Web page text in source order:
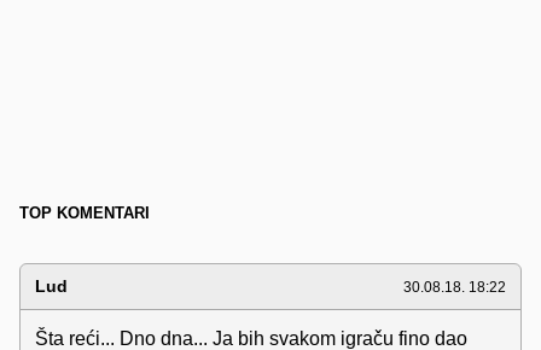
TOP KOMENTARI
Lud 30.08.18. 18:22
Šta reći... Dno dna... Ja bih svakom igraču fino dao